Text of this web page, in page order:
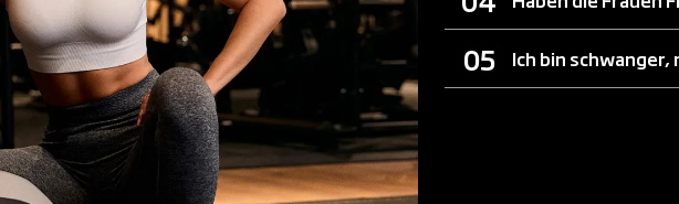
Ich bin schwanger,